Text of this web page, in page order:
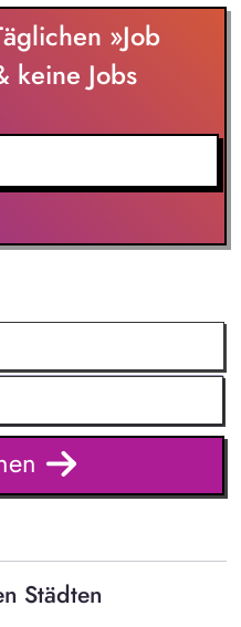
»Job
keine Jobs
Städten